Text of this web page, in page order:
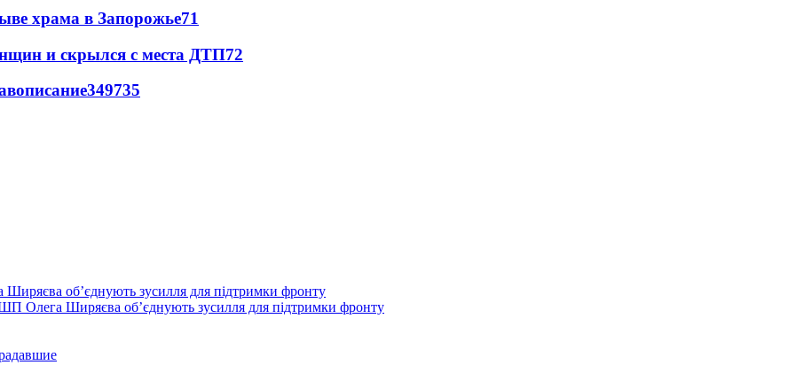
храма в Запорожье71
и скрылся с места ДТП72
349735
Олега Ширяєва об’єднують зусилля для підтримки фронту